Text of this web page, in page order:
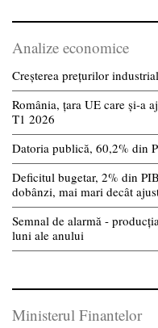
Analize economice
Creșterea prețurilor
România, țara UE care și-a
T1 2026
Datoria publică, 60,2% din
Deficitul bugetar, 2% din
dobânzi, mai mari decât
Semnal de alarmă -
luni ale anului
Ministerul Finantelor